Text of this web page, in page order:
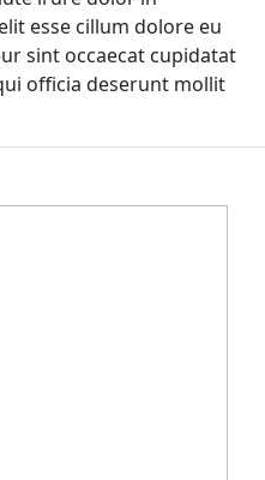
esse cillum dolore eu
sint occaecat cupidatat
officia deserunt mollit